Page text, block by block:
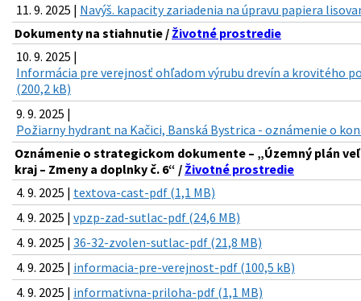
11. 9. 2025 | Navýš. kapacity zariadenia na úpravu papiera
Dokumenty na stiahnutie / Životné prostredie
10. 9. 2025 |
Informácia pre verejnosť ohľadom výrubu drevín a krovitého
(200,2 kB)
9. 9. 2025 |
Požiarny hydrant na Kačici, Banská Bystrica - oznámenie o
Oznámenie o strategickom dokumente – „Územný plán
kraj – Zmeny a doplnky č. 6“ / Životné prostredie
4. 9. 2025 | textova-cast-pdf (1,1 MB)
4. 9. 2025 | vpzp-zad-sutlac-pdf (24,6 MB)
4. 9. 2025 | 36-32-zvolen-sutlac-pdf (21,8 MB)
4. 9. 2025 | informacia-pre-verejnost-pdf (100,5 kB)
4. 9. 2025 | informativna-priloha-pdf (1,1 MB)